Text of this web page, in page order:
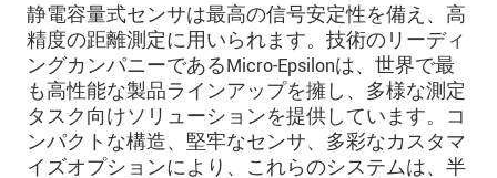
静電容量式センサは最高の信号安定性を備え、高
精度の距離測定に用いられます。技術のリーディ
ングカンパニーであるMicro-Epsilonは、世界で最
も高性能な製品ラインアップを擁し、多様な測定
タスク向けソリューションを提供しています。コ
ンパクトな構造、堅牢なセンサ、多彩なカスタマ
イズオプションにより、これらのシステムは、半